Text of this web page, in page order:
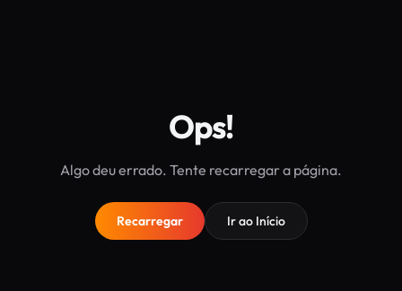
Ops!
Algo deu errado. Tente recarregar a página.
Recarregar Ir ao Início